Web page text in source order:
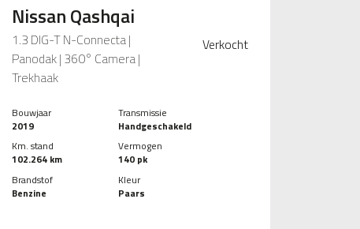
Nissan Qashqai
1.3 DIG-T N-Connecta |
Panodak | 360° Camera |
Trekhaak
Verkocht
Bouwjaar
2019
Km. stand
102.264 km
Brandstof
Benzine
Transmissie
Handgeschakeld
Vermogen
140 pk
Kleur
Paars